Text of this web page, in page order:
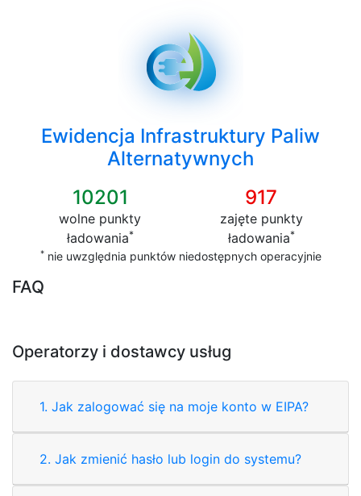
Ewidencja Infrastruktury Paliw
Alternatywnych
10201
917
wolne punkty
ładowania*
zajęte punkty
ładowania*
*nie uwzględnia punktów niedostępnych operacyjnie
FAQ
Operatorzy i dostawcy usług
1. Jak zalogować się na moje konto w EIPA?
2. Jak zmienić hasło lub login do systemu?